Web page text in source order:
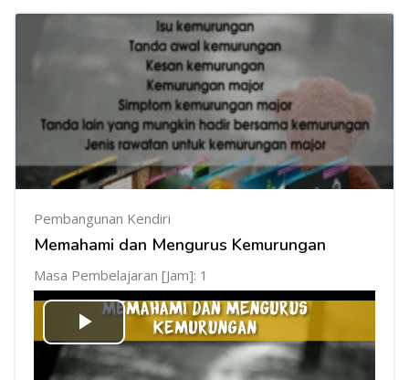
Pembangunan Kendiri
Memahami dan Mengurus Kemurungan
Masa Pembelajaran [Jam]: 1
Mainkan